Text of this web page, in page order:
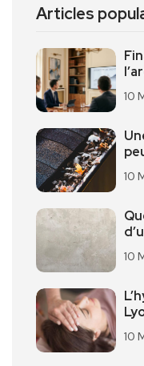
Articles
10
10
10
10